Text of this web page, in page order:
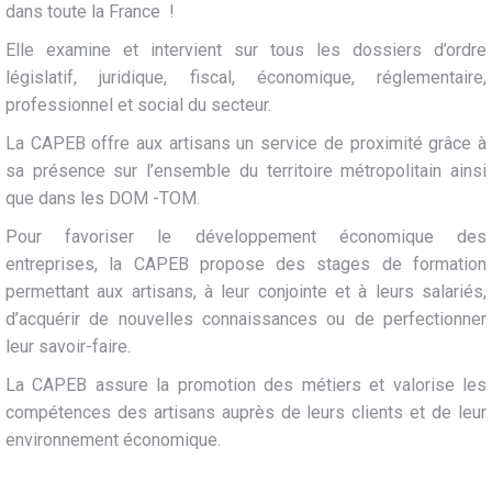
dans toute la France !
Elle examine et intervient sur tous les dossiers d’ordre
législatif, juridique, fiscal, économique, réglementaire,
professionnel et social du secteur.
La CAPEB offre aux artisans un service de proximité grâce à
sa présence sur l’ensemble du territoire métropolitain ainsi
que dans les DOM -TOM.
Pour favoriser le développement économique des
entreprises, la CAPEB propose des stages de formation
permettant aux artisans, à leur conjointe et à leurs salariés,
d’acquérir de nouvelles connaissances ou de perfectionner
leur savoir-faire.
La CAPEB assure la promotion des métiers et valorise les
compétences des artisans auprès de leurs clients et de leur
environnement économique.